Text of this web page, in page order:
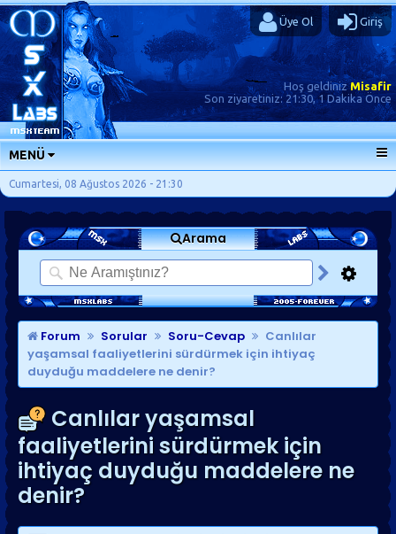
Üye Ol Giriş
Hoş geldinizMisafir
Son ziyaretiniz: 21:30, 1 Dakika Önce
MENÜ
ANA SAYFA
FORUMLAR
SORU-CEVAP
GÜNLÜKLER
SON MESAJLAR
KISAYOLLAR
Cumartesi, 08 Ağustos 2026 - 21:30
Arama
Forum Sorular Soru-Cevap
Canlılar
yaşamsal faaliyetlerini sürdürmek için ihtiyaç
duyduğu maddelere ne denir?
Canlılar yaşamsal
faaliyetlerini sürdürmek için
ihtiyaç duyduğu maddelere ne
denir?